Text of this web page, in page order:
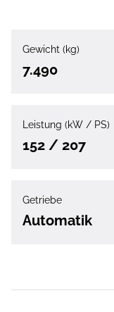
Gewicht (kg)
7.490
Leistung (kW / PS)
152 / 207
Getriebe
Automatik